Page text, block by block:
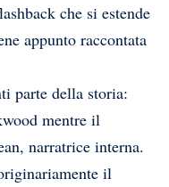
che si estende
appunto raccontata
parte della storia:
mentre il
narratrice interna.
il